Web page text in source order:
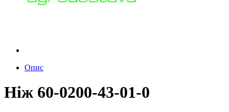
Опис
Ніж 60-0200-43-01-0